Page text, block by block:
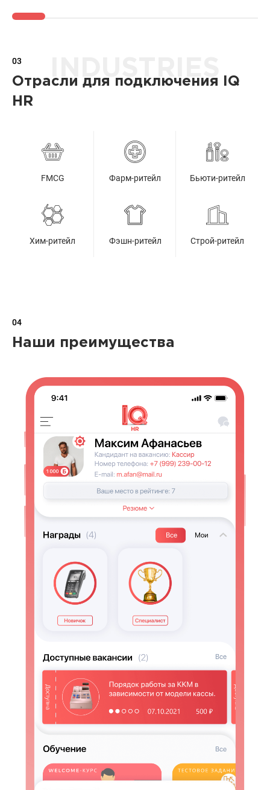
03
Отрасли для подключения IQ
HR
FMCG Фарм-ритейл Бьюти-ритейл
Хим-ритейл Фэшн-ритейл Строй-ритейл
04
Наши преимущества